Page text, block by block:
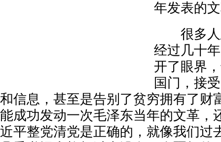
年发表的
很多人
经过几十
开了眼界
国门，接
和信息，甚至是告别了贫穷拥有了财
能成功发动一次毛泽东当年的文革，
近平整党清党是正确的，就像我们过